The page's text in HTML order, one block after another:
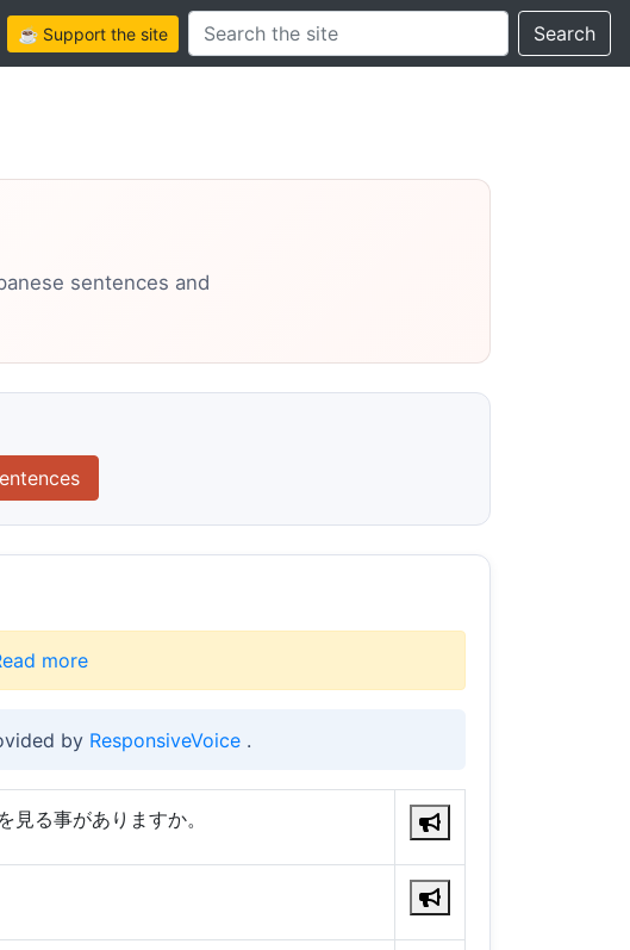
☕ Support the siteSearch this site Search
sentences and
more
by ResponsiveVoice .
見る事がありますか。